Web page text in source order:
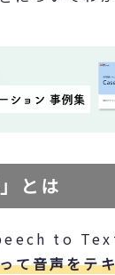
とは
to
て音声をテ